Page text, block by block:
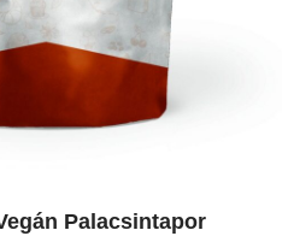
Palacsintapor